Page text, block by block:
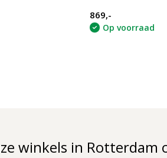
869,-
Op voorraad
winkels in Rotterdam